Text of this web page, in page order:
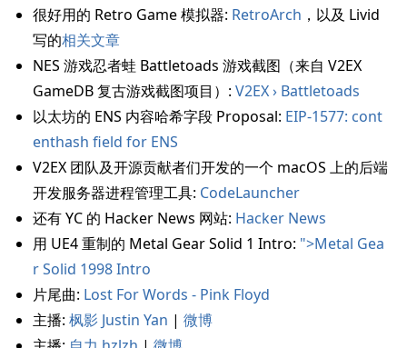
很好用的 Retro Game 模拟器: RetroArch ，以及 Livid
写的相关文章
NES 游戏忍者蛙 Battletoads 游戏截图（来自 V2EX
GameDB 复古游戏截图项目）: V2EX › Battletoads
以太坊的 ENS 内容哈希字段 Proposal: EIP-1577: cont
enthash field for ENS
V2EX 团队及开源贡献者们开发的一个 macOS 上的后端
开发服务器进程管理工具: CodeLauncher
还有 YC 的 Hacker News 网站: Hacker News
用 UE4 重制的 Metal Gear Solid 1 Intro: ">Metal Gea
r Solid 1998 Intro
片尾曲: Lost For Words - Pink Floyd
主播: 枫影 Justin Yan | 微博